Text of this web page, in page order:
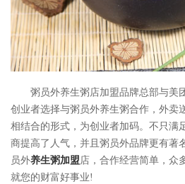
粥员外养生粥店加盟品牌总部与美团
创业者选择与粥员外养生粥合作，外卖
相结合的形式，为创业者加码。不只满
商提高了人气，并且粥员外品牌更有著
员外养生粥加盟店，合作经营简单，众
就您的财富好事业!